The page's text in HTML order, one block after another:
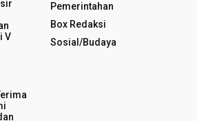
V
Pemerintahan
Box Redaksi
Sosial/Budaya